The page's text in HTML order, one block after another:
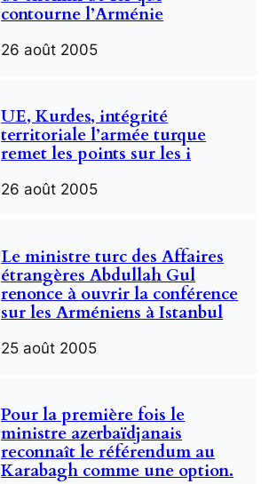
contourne l’Arménie
26 août 2005
UE, Kurdes, intégrité
territoriale l’armée turque
remet les points sur les i
26 août 2005
Le ministre turc des Affaires
étrangères Abdullah Gul
renonce à ouvrir la conférence
sur les Arméniens à Istanbul
25 août 2005
Pour la première fois le
ministre azerbaïdjanais
reconnaît le référendum au
Karabagh comme une option.